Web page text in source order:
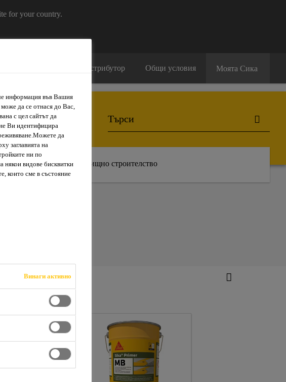
for your country.
Намери дистрибутор Общи условия Моята Сика
Сика Каталог Жилищно строителство
информация във Вашия
да се отнася до Вас,
с цел сайтът да
Ви идентифицира
да
заглавията на
ни по
някои видове бисквитки
които сме в състояние
Винаги активно